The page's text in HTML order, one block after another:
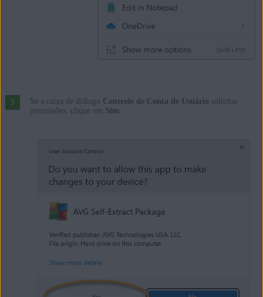
Se a caixa de diálogo Controle de Conta de Usuário solicitar
permissões, clique em Sim.